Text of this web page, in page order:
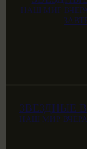
НАШ МИР
ЗВЕЗДНЫЕ
НАШ МИР